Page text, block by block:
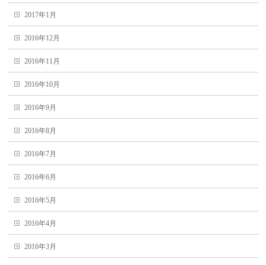
2017年1月
2016年12月
2016年11月
2016年10月
2016年9月
2016年8月
2016年7月
2016年6月
2016年5月
2016年4月
2016年3月